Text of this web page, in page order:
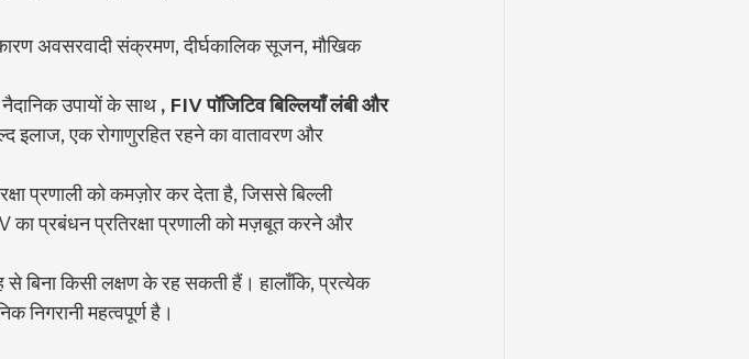
अवसरवादी संक्रमण, दीर्घकालिक सूजन, मौखिक
नैदानिक उपायों के साथ , FIV पॉजिटिव बिल्लियाँ लंबी और
एक रोगाणुरहित रहने का वातावरण और
प्रणाली को कमज़ोर कर देता है, जिससे बिल्ली
प्रबंधन प्रतिरक्षा प्रणाली को मज़बूत करने और
से बिना किसी लक्षण के रह सकती हैं। हालाँकि, प्रत्येक
निगरानी महत्वपूर्ण है।